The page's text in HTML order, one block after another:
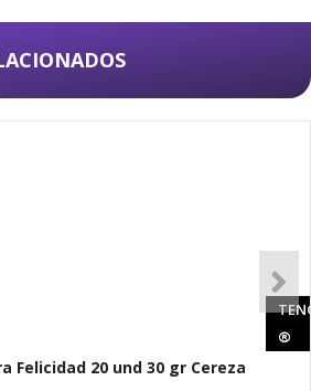
Felicidad 20 und 30 gr Cereza
®